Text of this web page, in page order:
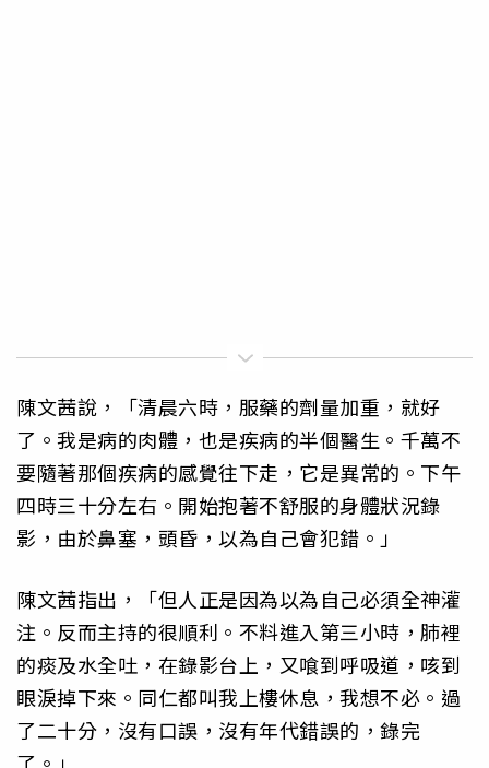
陳文茜說，「清晨六時，服藥的劑量加重，就好
了。我是病的肉體，也是疾病的半個醫生。千萬不
要隨著那個疾病的感覺往下走，它是異常的。下午
四時三十分左右。開始抱著不舒服的身體狀況錄
影，由於鼻塞，頭昏，以為自己會犯錯。」
陳文茜指出，「但人正是因為以為自己必須全神灌
注。反而主持的很順利。不料進入第三小時，肺裡
的痰及水全吐，在錄影台上，又喰到呼吸道，咳到
眼淚掉下來。同仁都叫我上樓休息，我想不必。過
了二十分，沒有口誤，沒有年代錯誤的，錄完